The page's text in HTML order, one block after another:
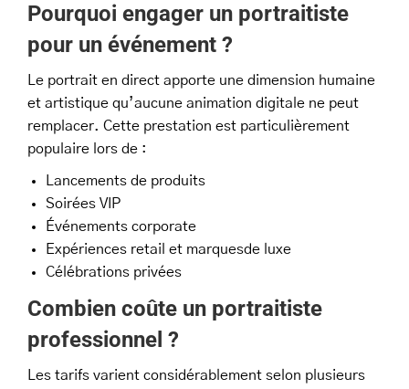
Pourquoi engager un portraitiste
pour un événement ?
Le portrait en direct apporte une dimension humaine
et artistique qu’aucune animation digitale ne peut
remplacer. Cette prestation est particulièrement
populaire lors de :
Lancements de produits
Soirées VIP
Événements corporate
Expériences retail et marquesde luxe
Célébrations privées
Combien coûte un portraitiste
professionnel ?
Les tarifs varient considérablement selon plusieurs